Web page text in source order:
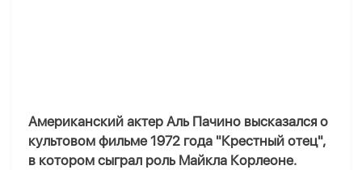
Американский актер Аль Пачино высказался о
культовом фильме 1972 года "Крестный отец",
в котором сыграл роль Майкла Корлеоне.